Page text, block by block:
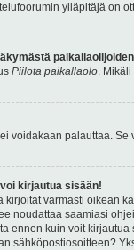
ylläpitäjä on
Piilota paikallaolo.
voidakaan palauttaa.
kirjautua sisään!
kirjoitat varmasti oikean
noudattaa saamiasi
ennen kuin voit
sähköpostiosoitteen?